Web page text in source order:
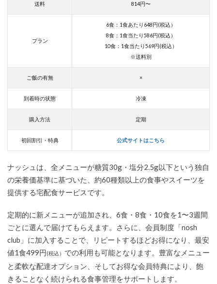
送料 814円〜
プラン
6食：1食あたり648円(税込）
8食：1食当たり586円(税込）
10食：1食当たり569円(税込）
※送料別
ご飯の有無 ×
到着時の状態 冷凍
購入方法 定期
初回割引・特典 公式サイトはこちら
ナッシュは、全メニューが糖質30g・塩分2.5g以下という独自
の栄養価基準に基づいた、約60種類以上の食事やスイーツを
提供する宅配食サービスです。
定期的に新メニューが追加され、6食・8食・10食を1〜3週間
ごとに選んで届けてもらえます。さらに、会員制度「nosh
club」に加入することで、リピートするほどお得になり、最安
値1食499円 (税込） での利用も可能となります。豊富なメニュー
と柔軟な配達オプション、そしてお得な会員特典により、飽
きることなく続けられる食事管理をサポートします。